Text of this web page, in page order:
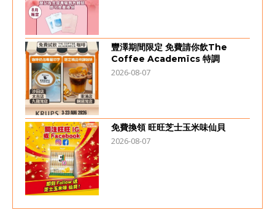
豐澤期間限定 免費請你飲The
Coffee Academïcs 特調
2026-08-07
免費換領 旺旺芝士玉米味仙貝
2026-08-07